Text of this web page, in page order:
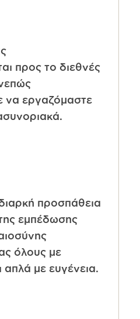
προς το διεθνές
να εργαζόμαστε
προσπάθεια
εμπέδωσης
όλους με
απλά με ευγένεια.